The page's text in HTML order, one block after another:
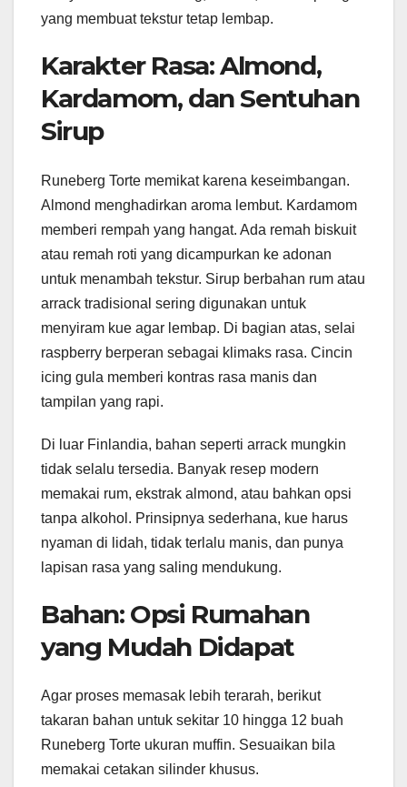
yang membuat tekstur tetap lembap.
Karakter Rasa: Almond,
Kardamom, dan Sentuhan
Sirup
Runeberg Torte memikat karena keseimbangan.
Almond menghadirkan aroma lembut. Kardamom
memberi rempah yang hangat. Ada remah biskuit
atau remah roti yang dicampurkan ke adonan
untuk menambah tekstur. Sirup berbahan rum atau
arrack tradisional sering digunakan untuk
menyiram kue agar lembap. Di bagian atas, selai
raspberry berperan sebagai klimaks rasa. Cincin
icing gula memberi kontras rasa manis dan
tampilan yang rapi.
Di luar Finlandia, bahan seperti arrack mungkin
tidak selalu tersedia. Banyak resep modern
memakai rum, ekstrak almond, atau bahkan opsi
tanpa alkohol. Prinsipnya sederhana, kue harus
nyaman di lidah, tidak terlalu manis, dan punya
lapisan rasa yang saling mendukung.
Bahan: Opsi Rumahan
yang Mudah Didapat
Agar proses memasak lebih terarah, berikut
takaran bahan untuk sekitar 10 hingga 12 buah
Runeberg Torte ukuran muffin. Sesuaikan bila
memakai cetakan silinder khusus.